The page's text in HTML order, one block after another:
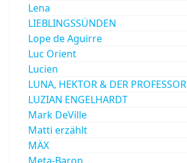
Lena
LIEBLINGSSÜNDEN
Lope de Aguirre
Luc Orient
Lucien
LUNA, HEKTOR & DER PROFESSOR
LUZIAN ENGELHARDT
Mark DeVille
Matti erzählt
MÄX